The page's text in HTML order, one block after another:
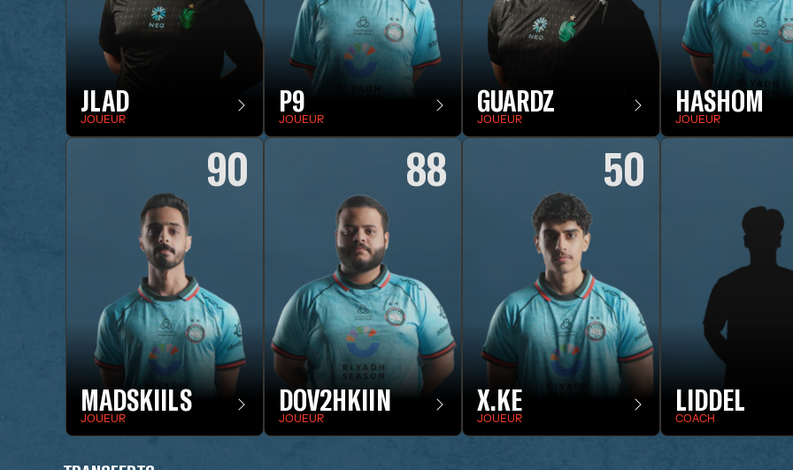
JLAD
JOUEUR
P9
JOUEUR
GUARDZ
JOUEUR
HASHOM
JOUEUR
90
MADSKIILS
JOUEUR
88
DOV2HKIIN
JOUEUR
50
X.KE
JOUEUR
LIDDEL
COACH